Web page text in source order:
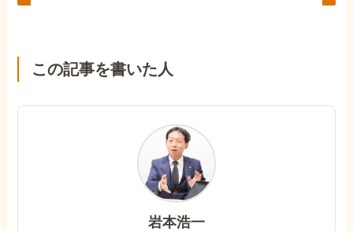
この記事を書いた人
岩本浩一